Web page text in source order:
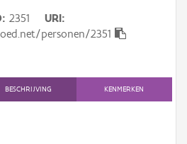
2351
URI
personen/2351
BESCHRIJVING KENMERKEN